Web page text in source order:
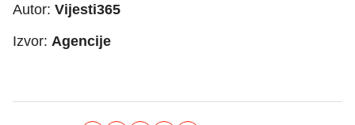
Autor: Vijesti365
Izvor: Agencije